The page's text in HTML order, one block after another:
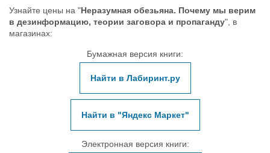
Узнайте цены на "Неразумная обезьяна. Почему мы верим
в дезинформацию, теории заговора и пропаганду", в
магазинах:
Бумажная версия книги:
Найти в Лабиринт.ру
Найти в "Яндекс Маркет"
Электронная версия книги: